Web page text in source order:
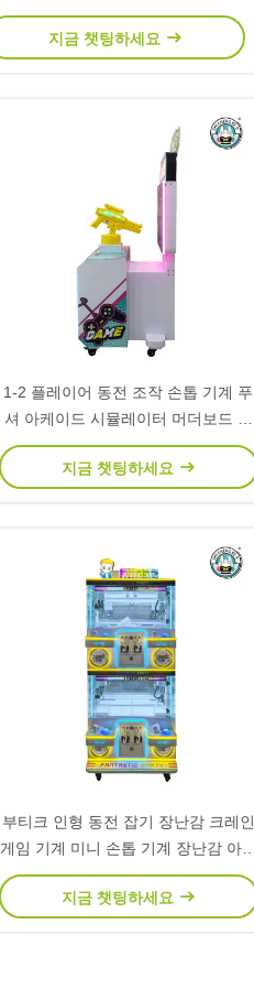
기계
지금 챗팅하세요
1-2 플레이어 동전 조작 손톱 기계 푸
셔 아케이드 시뮬레이터 머더보드 총
과 함께 촬영 키트
지금 챗팅하세요
부티크 인형 동전 잡기 장난감 크레인
게임 기계 미니 손톱 기계 장난감 아이
용
지금 챗팅하세요